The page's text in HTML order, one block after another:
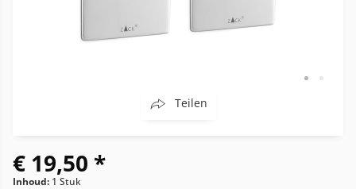
Teilen
€ 19,50 *
Inhoud: 1 Stuk